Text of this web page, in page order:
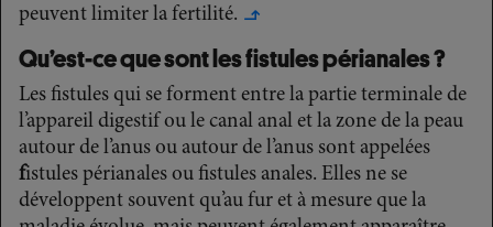
peuvent limiter la fertilité. ↳
Qu’est-ce que sont les fistules périanales ?
Les fistules qui se forment entre la partie terminale de
l’appareil digestif ou le canal anal et la zone de la peau
autour de l’anus ou autour de l’anus sont appelées
fistules périanales ou fistules anales. Elles ne se
développent souvent qu’au fur et à mesure que la